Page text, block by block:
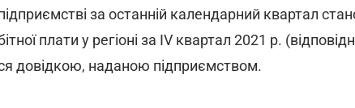
за останній календарний квартал
плати у регіоні за IV квартал 2021 р.
довідкою, наданою підприємством.